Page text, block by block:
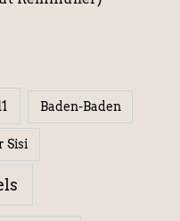
Baden-Baden
Sisi